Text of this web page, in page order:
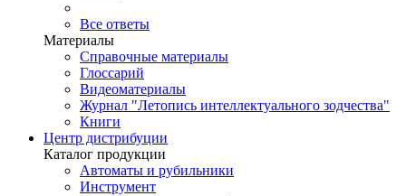
Все ответы
Материалы
Справочные материалы
Глоссарий
Видеоматериалы
Журнал "Летопись интеллектуального зодчества"
Книги
Центр дистрибуции
Каталог продукции
Автоматы и рубильники
Инструмент